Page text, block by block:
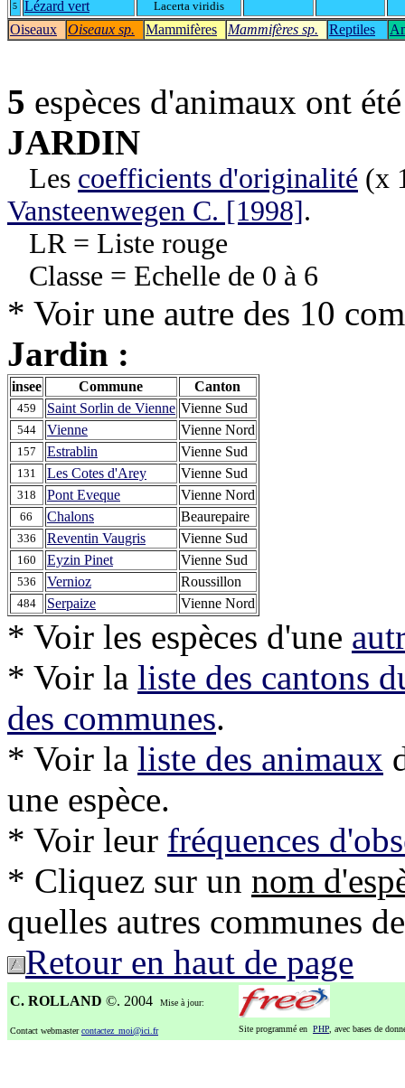
5 Lézard vert Lacerta viridis
Oiseaux Oiseaux sp. Mammifères Mammifères sp. Reptiles
5 espèces d'animaux ont
JARDIN
Les coefficients d'originalité (x
Vansteenwegen C. [1998].
LR = Liste rouge
Classe = Echelle de 0 à 6
* Voir une autre des 10
Jardin :
insee Commune Canton
459 Saint Sorlin de Vienne Vienne Sud
544 Vienne Vienne Nord
157 Estrablin Vienne Sud
131 Les Cotes d'Arey Vienne Sud
318 Pont Eveque Vienne Nord
66 Chalons Beaurepaire
336 Reventin Vaugris Vienne Sud
160 Eyzin Pinet Vienne Sud
536 Vernioz Roussillon
484 Serpaize Vienne Nord
* Voir les espèces d'une
* Voir la liste des cantons
des communes.
* Voir la liste des animaux
une espèce.
* Voir leur fréquences
* Cliquez sur un nom
quelles autres communes
Retour en haut de page
C. ROLLAND ©. 2004 Mise à jour:
Contact webmastercontactez_moi@ici.fr Site programmé en PHP , avec bases de